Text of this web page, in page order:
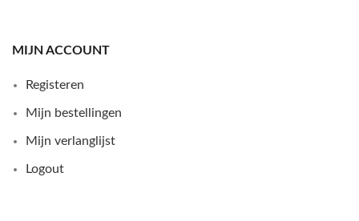
MIJN ACCOUNT
Registeren
Mijn bestellingen
Mijn verlanglijst
Logout